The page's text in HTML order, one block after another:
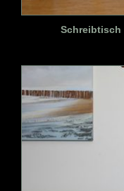
Schreibtisch